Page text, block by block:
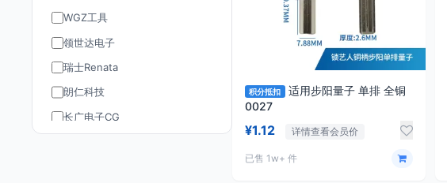
WGZ工具
领世达电子
瑞士Renata
朗仁科技
长广电子CG
积分抵扣
适用步阳量子 单排 全铜
0027
¥1.12 详情查看会员价
已售 1w+ 件